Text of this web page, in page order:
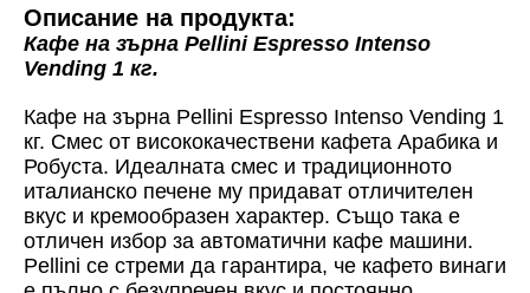
Описание на продукта:
Кафе на зърна Pellini Espresso Intenso
Vending 1 кг.
Кафе на зърна Pellini Espresso Intenso Vending 1
кг. Смес от висококачествени кафета Арабика и
Робуста. Идеалната смес и традиционното
италианско печене му придават отличителен
вкус и кремообразен характер. Също така е
отличен избор за автоматични кафе машини.
Pellini се стреми да гарантира, че кафето винаги